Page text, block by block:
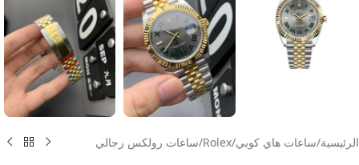
الرئيسية/ساعات هاي كوبي/
Rolex
/ساعات رولكس رجالي